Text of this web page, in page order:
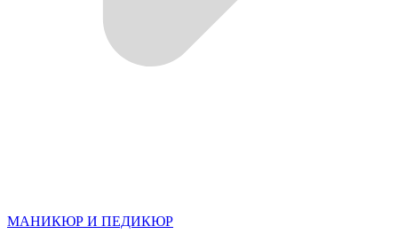
МАНИКЮР И ПЕДИКЮР